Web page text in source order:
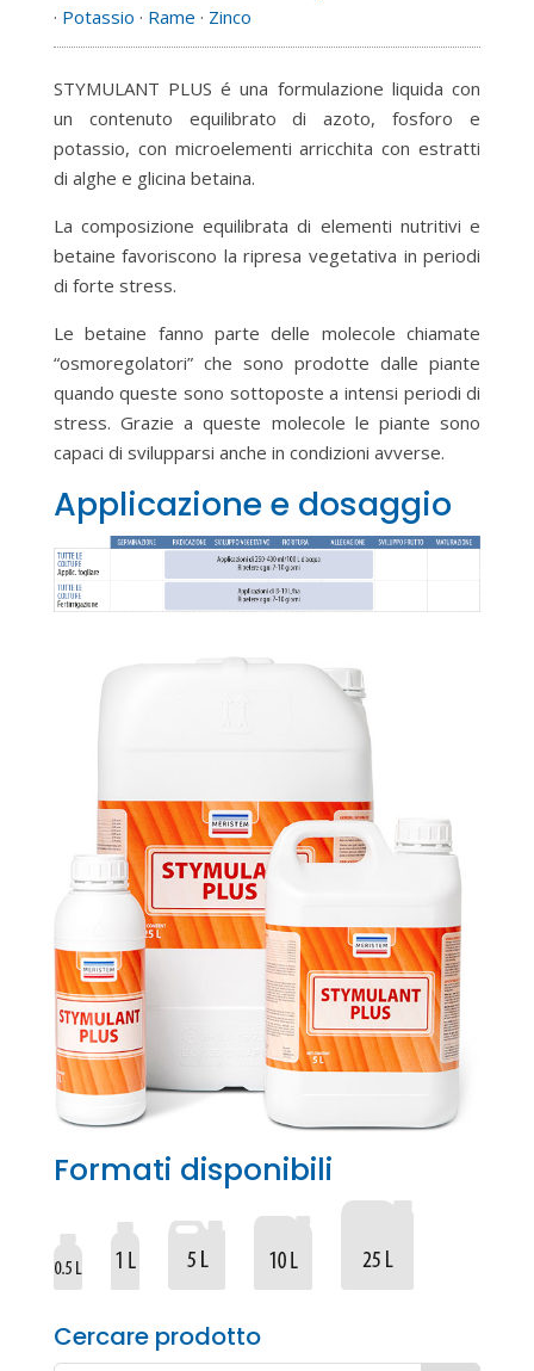
· Potassio · Rame · Zinco
STYMULANT PLUS é una formulazione liquida con
un contenuto equilibrato di azoto, fosforo e
potassio, con microelementi arricchita con estratti
di alghe e glicina betaina.
La composizione equilibrata di elementi nutritivi e
betaine favoriscono la ripresa vegetativa in periodi
di forte stress.
Le betaine fanno parte delle molecole chiamate
“osmoregolatori” che sono prodotte dalle piante
quando queste sono sottoposte a intensi periodi di
stress. Grazie a queste molecole le piante sono
capaci di svilupparsi anche in condizioni avverse.
Applicazione e dosaggio
Cercare prodotto
Formati disponibili